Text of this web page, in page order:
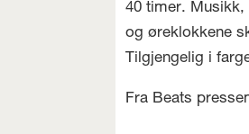
40 timer.
og øreklokkene
Tilgjengelig i
Fra Beats